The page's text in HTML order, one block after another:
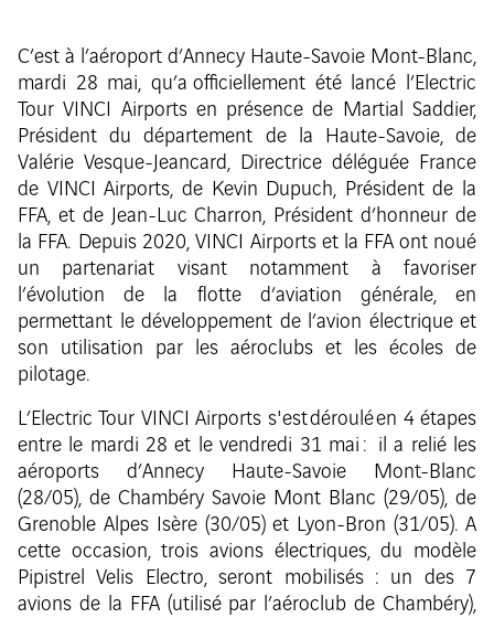
C’est à l’aéroport d’Annecy Haute-Savoie Mont-Blanc,
mardi 28 mai, qu’a officiellement été lancé l’Electric
Tour VINCI Airports en présence de Martial Saddier,
Président du département de la Haute-Savoie, de
Valérie Vesque-Jeancard, Directrice déléguée France
de VINCI Airports, de Kevin Dupuch, Président de la
FFA, et de Jean-Luc Charron, Président d’honneur de
la FFA. Depuis 2020, VINCI Airports et la FFA ont noué
un partenariat visant notamment à favoriser
l’évolution de la flotte d’aviation générale, en
permettant le développement de l’avion électrique et
son utilisation par les aéroclubs et les écoles de
pilotage.
L’Electric Tour VINCI Airports s'est déroulé en 4 étapes
entre le mardi 28 et le vendredi 31 mai : il a relié les
aéroports d’Annecy Haute-Savoie Mont-Blanc
(28/05), de Chambéry Savoie Mont Blanc (29/05), de
Grenoble Alpes Isère (30/05) et Lyon-Bron (31/05). A
cette occasion, trois avions électriques, du modèle
Pipistrel Velis Electro, seront mobilisés : un des 7
avions de la FFA (utilisé par l’aéroclub de Chambéry),